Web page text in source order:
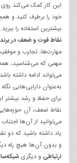
این کار کمک می‌کند
خود را برطرف کنید و
بیشترین استفاده را ببرید.
نقاط قوت و ضعف در
مهارت‌ها، تجارب و
مهمی که می‌شناسید،
به‌عنوان دارایی‌هایی
برای حفظ و رشد بیشتر
می‌توانید از آن‌ها
یاد داشته باشید که دو
و بدون آن‌ها هیچ راه
ارتباطیو دیگری